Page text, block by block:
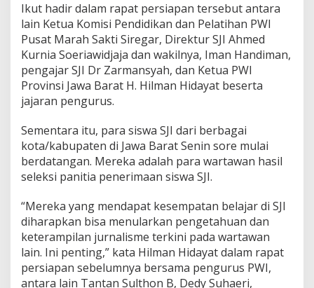
Ikut hadir dalam rapat persiapan tersebut antara
lain Ketua Komisi Pendidikan dan Pelatihan PWI
Pusat Marah Sakti Siregar, Direktur SJI Ahmed
Kurnia Soeriawidjaja dan wakilnya, Iman Handiman,
pengajar SJI Dr Zarmansyah, dan Ketua PWI
Provinsi Jawa Barat H. Hilman Hidayat beserta
jajaran pengurus.
Sementara itu, para siswa SJI dari berbagai
kota/kabupaten di Jawa Barat Senin sore mulai
berdatangan. Mereka adalah para wartawan hasil
seleksi panitia penerimaan siswa SJI.
“Mereka yang mendapat kesempatan belajar di SJI
diharapkan bisa menularkan pengetahuan dan
keterampilan jurnalisme terkini pada wartawan
lain. Ini penting,” kata Hilman Hidayat dalam rapat
persiapan sebelumnya bersama pengurus PWI,
antara lain Tantan Sulthon B, Dedy Suhaeri,